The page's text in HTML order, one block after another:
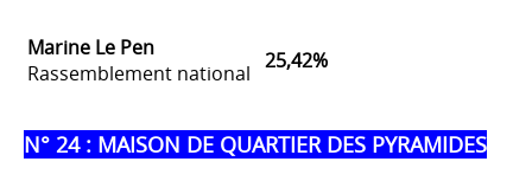
Marine Le Pen
Rassemblement national 25,42%
N° 24 : MAISON DE QUARTIER DES PYRAMIDES